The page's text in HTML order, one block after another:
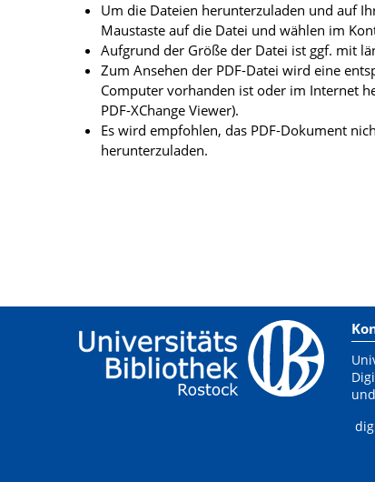
Um die Dateien herunterzuladen und auf
Maustaste auf die Datei und wählen im
Aufgrund der Größe der Datei ist ggf. mit
Zum Ansehen der PDF-Datei wird eine
Computer vorhanden ist oder im Internet
PDF-XChange Viewer).
Es wird empfohlen, das PDF-Dokument
herunterzuladen.